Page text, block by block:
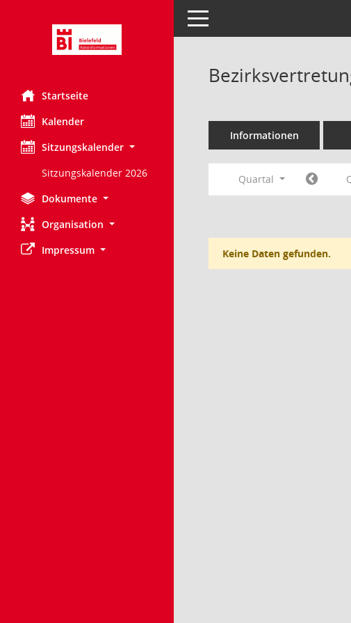
Startseite
Kalender
Sitzungskalender
Sitzungskalender 2026
Dokumente
Organisation
Impressum
Toggle navigation
Informationen
Quartal
Keine Daten gefunden.